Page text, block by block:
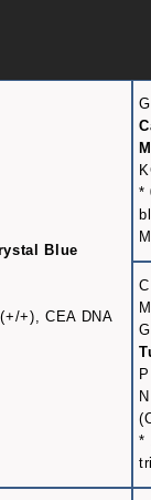
Blue
+), CEA DNA
*
*